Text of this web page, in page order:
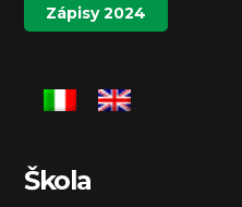
Zápisy 2024
Škola